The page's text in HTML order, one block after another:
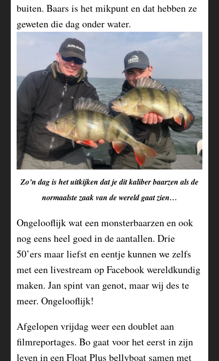
buiten. Baars is het mikpunt en dat hebben ze
geweten die dag onder water.
Zo’n dag is het uitkijken dat je dit kaliber baarzen als de
normaalste zaak van de wereld gaat zien…
Ongelooflijk wat een monsterbaarzen en ook
nog eens heel goed in de aantallen. Drie
50’ers maar liefst en eentje kunnen we zelfs
met een livestream op Facebook wereldkundig
maken. Jan spint van genot, maar wij des te
meer. Ongelooflijk!
Afgelopen vrijdag weer een doublet aan
filmreportages. Bo gaat voor het eerst in zijn
leven in een Float Plus bellyboat samen met